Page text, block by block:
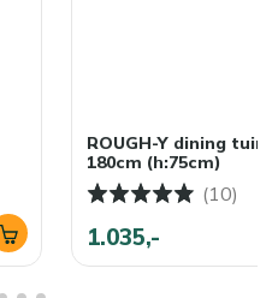
ROUGH-Y dining
180cm (h:75cm)
(10)
1.035,-